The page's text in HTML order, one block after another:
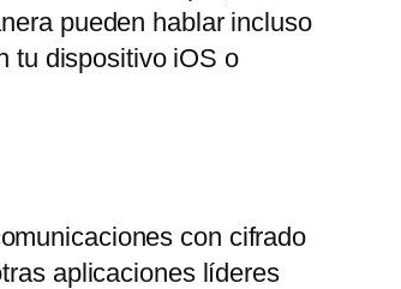
pueden hablar incluso
tu dispositivo iOS o
con cifrado
aplicaciones líderes